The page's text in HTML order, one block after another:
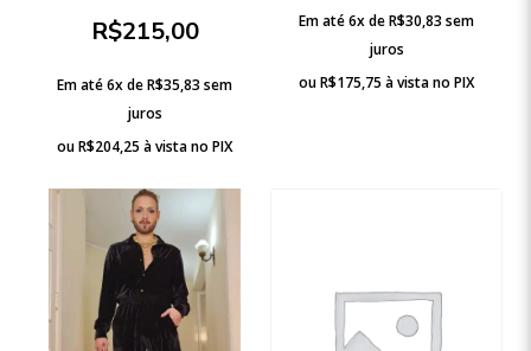
R$215,00
Em até 6x deR$35,83 sem
juros
ouR$204,25 à vista no PIX
Em até 6x deR$30,83 sem
juros
ouR$175,75 à vista no PIX